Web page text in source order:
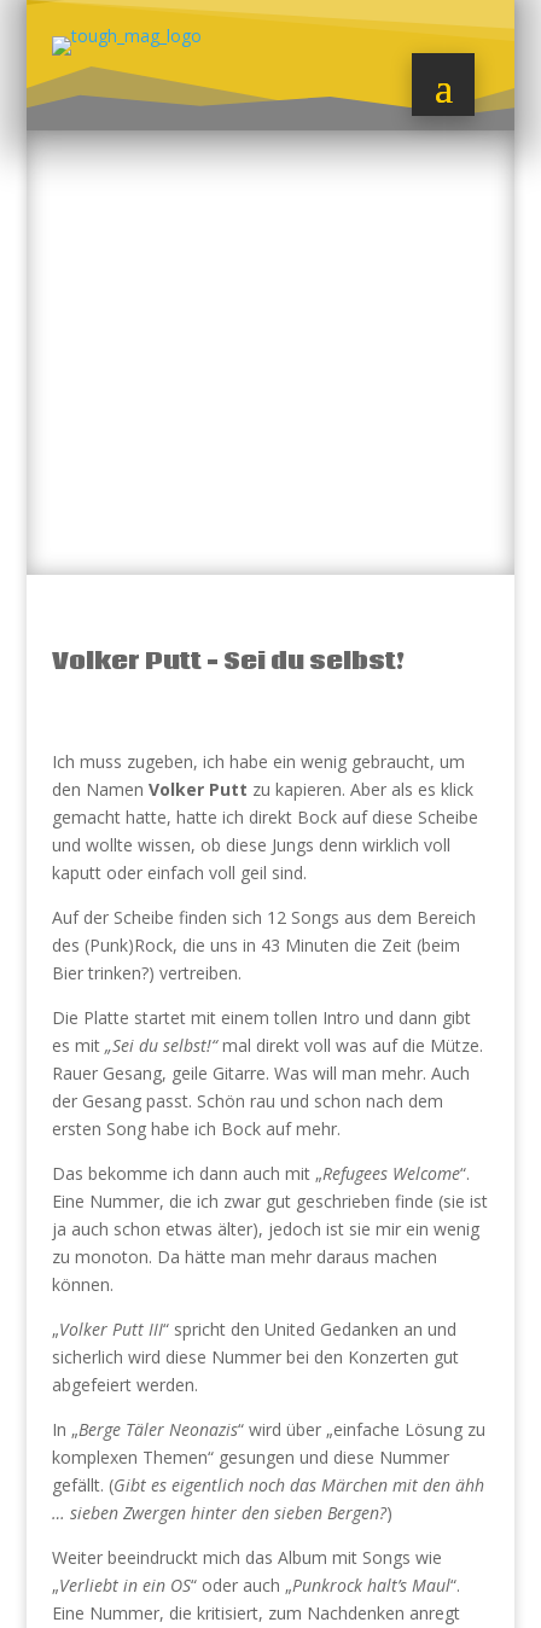
Volker Putt – Sei du selbst!
Ich muss zugeben, ich habe ein wenig gebraucht, um
den Namen Volker Putt zu kapieren. Aber als es klick
gemacht hatte, hatte ich direkt Bock auf diese Scheibe
und wollte wissen, ob diese Jungs denn wirklich voll
kaputt oder einfach voll geil sind.
Auf der Scheibe finden sich 12 Songs aus dem Bereich
des (Punk)Rock, die uns in 43 Minuten die Zeit (beim
Bier trinken?) vertreiben.
Die Platte startet mit einem tollen Intro und dann gibt
es mit „Sei du selbst!“mal direkt voll was auf die Mütze.
Rauer Gesang, geile Gitarre. Was will man mehr. Auch
der Gesang passt. Schön rau und schon nach dem
ersten Song habe ich Bock auf mehr.
Das bekomme ich dann auch mit „Refugees Welcome“.
Eine Nummer, die ich zwar gut geschrieben finde (sie ist
ja auch schon etwas älter), jedoch ist sie mir ein wenig
zu monoton. Da hätte man mehr daraus machen
können.
„Volker Putt III“ spricht den United Gedanken an und
sicherlich wird diese Nummer bei den Konzerten gut
abgefeiert werden.
In „Berge Täler Neonazis“ wird über „einfache Lösung zu
komplexen Themen“ gesungen und diese Nummer
gefällt. (Gibt es eigentlich noch das Märchen mit den ähh
… sieben Zwergen hinter den sieben Bergen?)
Weiter beeindruckt mich das Album mit Songs wie
„Verliebt in ein OS“ oder auch „Punkrock halt’s Maul“.
Eine Nummer, die kritisiert, zum Nachdenken anregt